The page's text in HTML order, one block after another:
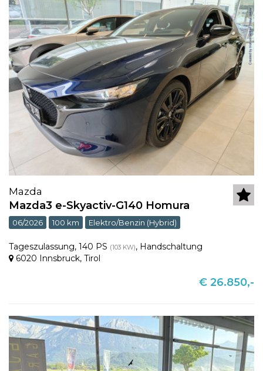
Mazda
Mazda3 e-Skyactiv-G140 Homura
06/2026 100 km Elektro/Benzin (Hybrid)
Tageszulassung, 140 PS (103 KW), Handschaltung
6020 Innsbruck, Tirol
€ 26.850,-